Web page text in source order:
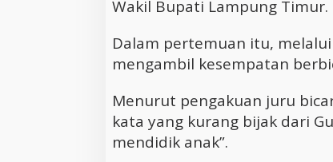
Wakil Bupati Lampung Timur.
Dalam pertemuan itu,
mengambil kesempatan
Menurut pengakuan juru
kata yang kurang bijak dari
mendidik anak”.